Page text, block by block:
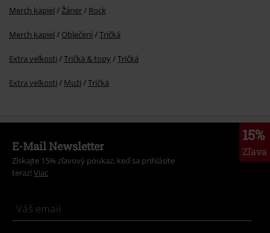
Merch kapiel Žáner Rock
Merch kapiel Oblečení Tričká
Extra veľkosti Tričká & topy Tričká
Extra veľkosti Muži Tričká
15%
Zľava
E-Mail Newsletter
Získajte 15% zľavový poukaz, keď sa prihlásite
teraz! Viac